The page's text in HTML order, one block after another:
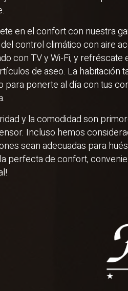
en el confort con nuestra
control climático con aire
con TV y Wi-Fi, y
de aseo. La habitación
para ponerte al día con tus
y la comodidad son
Incluso hemos
sean adecuadas para
perfecta de confort,